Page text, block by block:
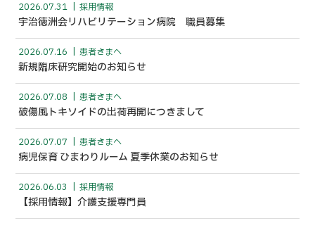
2026.07.31 採用情報
宇治徳洲会リハビリテーション病院 職員募集
2026.07.16 患者さまへ
新規臨床研究開始のお知らせ
2026.07.08 患者さまへ
破傷風トキソイドの出荷再開につきまして
2026.07.07 患者さまへ
病児保育 ひまわりルーム 夏季休業のお知らせ
2026.06.03 採用情報
【採用情報】介護支援専門員